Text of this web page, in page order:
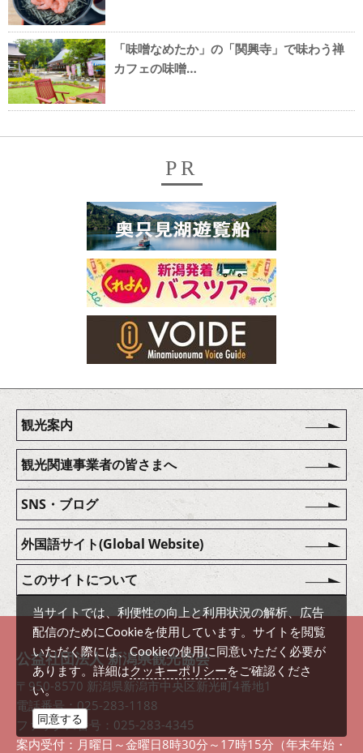
「味噌なめたか」の「関興寺」で味わう禅
カフェの味噌…
PR
観光案内
観光関連事業者の皆さまへ
SNS・ブログ
外国語サイト(Global Website)
このサイトについて
公益社団法人 新潟県観光協会
〒950-8570 新潟県新潟市中央区新光町4番地1
電話番号：025-283-1188
ファックス番号：025-283-4345
案内受付：月曜日～金曜日8時30分～17時15分（年末年始・
当サイトでは、利便性の向上と利用状況の解析、広告
配信のためにCookieを使用しています。サイトを閲覧
いただく際には、Cookieの使用に同意いただく必要が
あります。詳細はクッキーポリシーをご確認くださ
い。
同意する